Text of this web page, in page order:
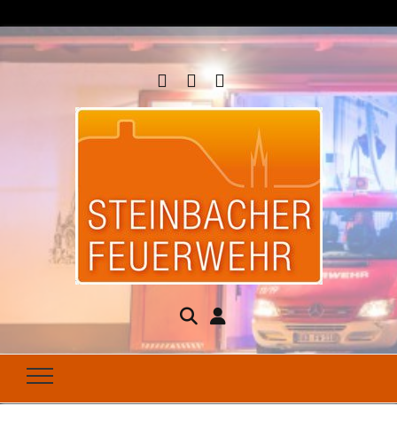
Steinbacher
Feuerwehr
Seit 1877 für Ihren Brandschutz da